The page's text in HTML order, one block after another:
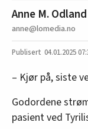
Anne M.
anne@lomedia.no
04.01.2025
– Kjør på, siste
Godordene
pasient ved